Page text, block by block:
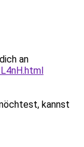
an
kannst